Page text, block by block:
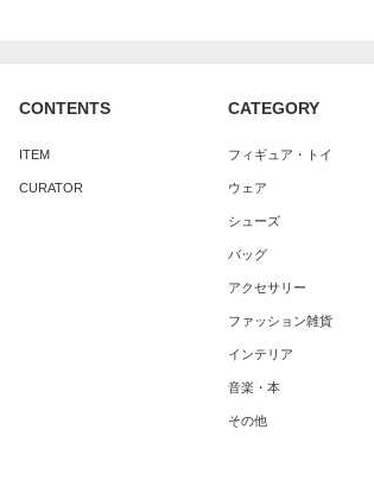
CONTENTS
ITEM
CURATOR
CATEGORY
フィギュア・トイ
ウェア
シューズ
バッグ
アクセサリー
ファッション雑貨
インテリア
音楽・本
その他